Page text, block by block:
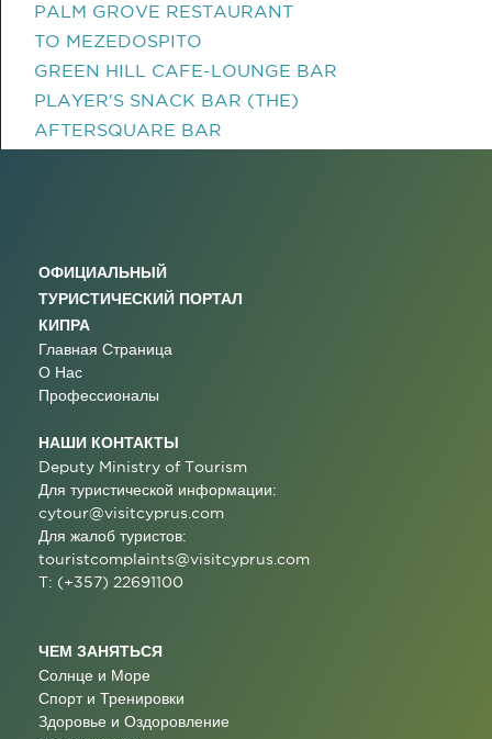
PALM GROVE RESTAURANT
TO MEZEDOSPITO
GREEN HILL CAFE-LOUNGE BAR
PLAYER'S SNACK BAR (THE)
AFTERSQUARE BAR
ОФИЦИАЛЬНЫЙ
ТУРИСТИЧЕСКИЙ ПОРТАЛ
КИПРА
Главная Страница
О Нас
Профессионалы
НАШИ КОНТАКТЫ
Deputy Ministry of Tourism
Для туристической информации:
cytour@visitcyprus.com
Для жалоб туристов:
touristcomplaints@visitcyprus.com
T: (+357) 22691100
ЧЕМ ЗАНЯТЬСЯ
Солнце и Море
Спорт и Тренировки
Здоровье и Оздоровление